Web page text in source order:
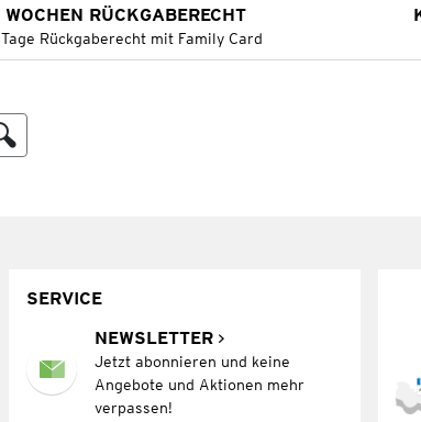
RÜCKGABERECHT
Rückgaberecht mit Family Card
SERVICE
NEWSLETTER
Jetzt abonnieren und keine
Angebote und Aktionen mehr
verpassen!